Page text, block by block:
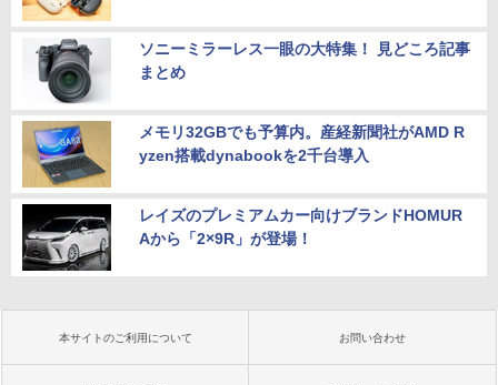
ソニーミラーレス一眼の大特集！ 見どころ記事
まとめ
メモリ32GBでも予算内。産経新聞社がAMD R
yzen搭載dynabookを2千台導入
レイズのプレミアムカー向けブランドHOMUR
Aから「2×9R」が登場！
本サイトのご利用について お問い合わせ